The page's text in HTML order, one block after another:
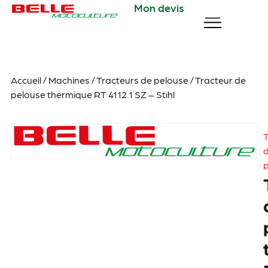
Mon devis
Accueil/ Machines /Tracteurs de pelouse/ Tracteur de
pelouse thermique RT 4112.1 SZ – Stihl